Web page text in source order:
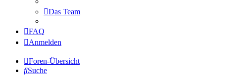
Das Team
FAQ
Anmelden
Foren-Übersicht
Suche